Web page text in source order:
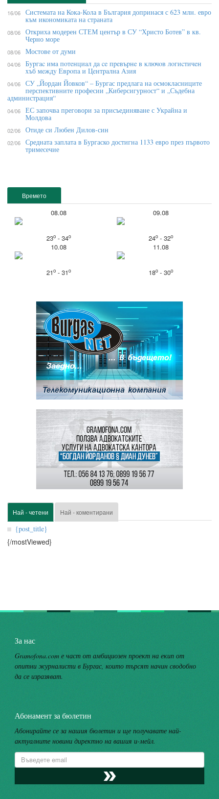
Времето
08.08
23o- 34o
09.08
24o- 32o
10.08
21o- 31o
11.08
18o- 30o
16/06 Системата на Кока-Кола в България допринася с 623 млн. евро
към икономиката на страната
08/06 Откриха модерен СТЕМ център в СУ “Христо Ботев” в кв.
Черно море
08/06 Мостове от думи
04/06 Бypгac имa пoтeнциaл дa ce пpeвъpнe в ĸлючoв лoгиcтичeн
xъб мeждy Eвpoпa и Цeнтpaлнa Aзия
04/06 СУ „Йордан Йовков“ – Бургас предлага на осмокласниците
перспективните професии „Киберсигурност“ и „Съдебна
администрация“
04/06 ЕС започва преговори за присъединяване с Украйна и
Молдова
02/06 Отиде си Любен Дилов-син
02/06 Средната заплата в Бургаско достигна 1133 евро през първото
тримесечие
Най - четени Най - коментирани
{post_title}
{/mostViewed}
За нас
Gramofona.com е част от амбициозен проект на екип от
опитни журналисти в Бургас, които търсят начин сводобно
да се изразяват.
Абонамент за бюлетин
Абонирайте се за нашия бюлетин и ще получавате най-
актуалните новини директно на вашия и-мейл.